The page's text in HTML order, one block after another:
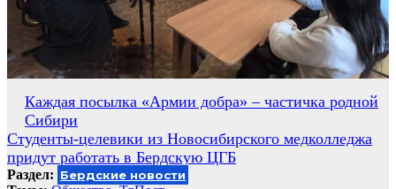
Навигация
по
записям
Каждая посылка «Армии добра» – частичка родной
Сибири
Студенты-целевики из Новосибирского медколледжа
придут работать в Бердскую ЦГБ
Раздел: Бердские новости